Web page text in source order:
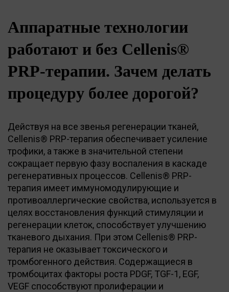
Аппаратные технологии
работают и без Cellenis®
PRP-терапии. Зачем делать
процедуру более дорогой?
Действуя на все звенья регенерации тканей,
Cellenis® PRP-терапия обеспечивает усиление
трофики, а также в значительной степени
сокращает первую фазу воспаления в каскаде
регенеративных процессов. Cellenis® PRP-
терапия имеет иммуномодулирующие и
противоаллергические свойства, используется в
целях восстановления функций стимуляции и
регенерации клеток, способствует улучшению
тканевого дыхания. При этом Cellenis® PRP-
терапия не оказывает токсического и
тромбогенного действия. Содержащиеся в
тромбоцитах факторы роста PDGF, TGF-1, EGF,
VEGF способствуют пролиферации и